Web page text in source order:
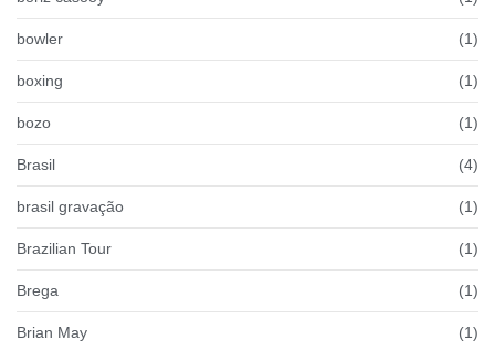
bowler (1)
boxing (1)
bozo (1)
Brasil (4)
brasil gravação (1)
Brazilian Tour (1)
Brega (1)
Brian May (1)